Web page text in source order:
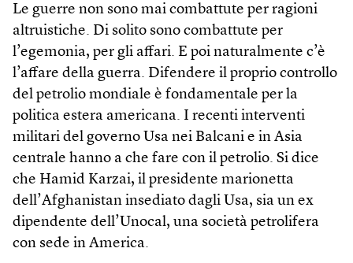
Le guerre non sono mai combattute per ragioni
altruistiche. Di solito sono combattute per
l’egemonia, per gli affari. E poi naturalmente c’è
l’affare della guerra. Difendere il proprio controllo
del petrolio mondiale è fondamentale per la
politica estera americana. I recenti interventi
militari del governo Usa nei Balcani e in Asia
centrale hanno a che fare con il petrolio. Si dice
che Hamid Karzai, il presidente marionetta
dell’Afghanistan insediato dagli Usa, sia un ex
dipendente dell’Unocal, una società petrolifera
con sede in America.